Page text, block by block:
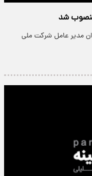
شد
مدیر عامل شرکت ملی